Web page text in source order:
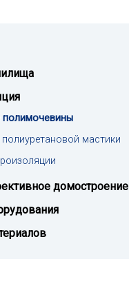
полимочевины
мастики
домостроение